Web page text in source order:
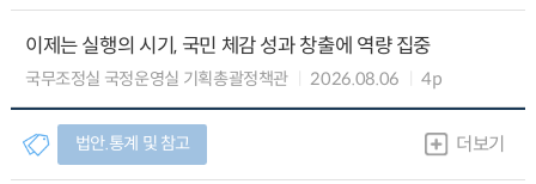
이제는 실행의 시기, 국민 체감 성과 창출에 역량 집중
국무조정실 국정운영실 기획총괄정책관 2026.08.06 4p
법안.통계 및 참고 더보기